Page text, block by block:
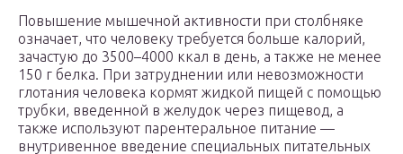
Повышение мышечной активности при столбняке
означает, что человеку требуется больше калорий,
зачастую до 3500–4000 ккал в день, а также не менее
150 г белка. При затруднении или невозможности
глотания человека кормят жидкой пищей с помощью
трубки, введенной в желудок через пищевод, а
также используют парентеральное питание —
внутривенное введение специальных питательных